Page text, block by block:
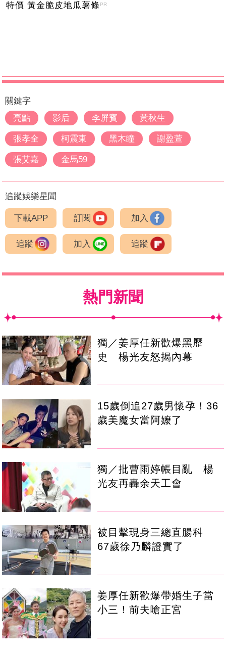
特價 黃金脆皮地瓜薯條 PR
關鍵字
亮點
影后 李屏賓 黃秋生
張孝全 柯震東 黑木瞳 謝盈萱
張艾嘉 金馬59
追蹤娛樂星聞
下載APP 訂閱 加入
追蹤 加入 追蹤
熱門新聞
獨／姜厚任新歡爆黑歷
史 楊光友怒揭內幕
15歲倒追27歲男懷孕！36
歲美魔女當阿嬤了
獨／批曹雨婷帳目亂 楊
光友再轟余天工會
被目擊現身三總直腸科
67歲徐乃麟證實了
姜厚任新歡爆帶婚生子當
小三！前夫嗆正宮